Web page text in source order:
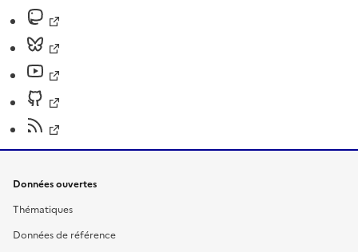
Données ouvertes
Thématiques
Données de référence